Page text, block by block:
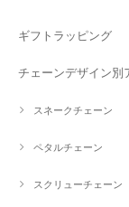
ギフトラッピング
チェーンデザイン別
スネークチェーン
ペタルチェーン
スクリューチェーン